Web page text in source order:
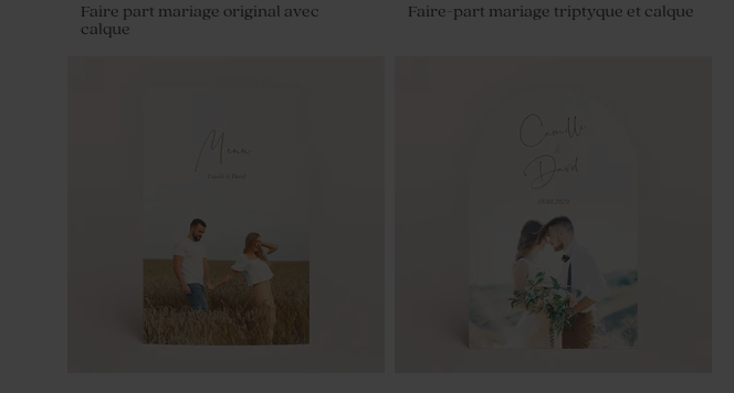
Faire part mariage original avec
calque
Faire-part mariage triptyque et calque